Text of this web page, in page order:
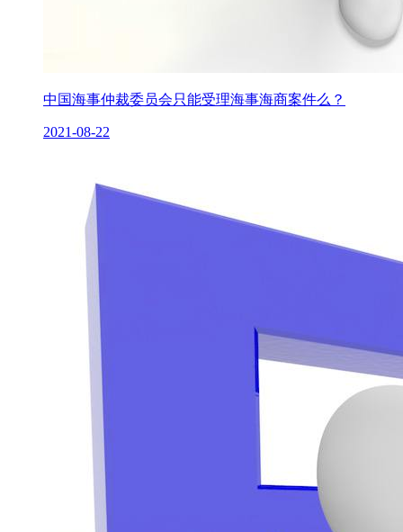
中国海事仲裁委员会只能受理海事海商案件么？
2021-08-22